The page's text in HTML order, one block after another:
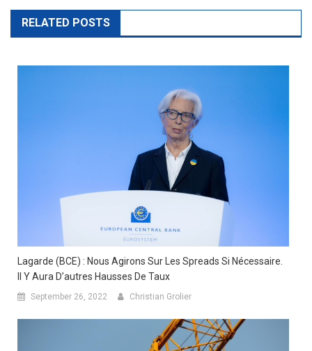
navigation
RELATED POSTS
Lagarde (BCE) : Nous Agirons Sur Les Spreads Si Nécessaire.
Il Y Aura D’autres Hausses De Taux
September 26, 2022 Christian Grolier